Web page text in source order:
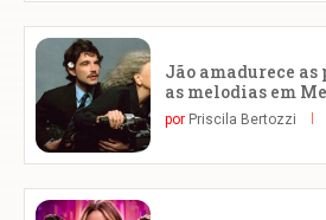
Jão amadurece
as melodias em
por Priscila Bertozzi